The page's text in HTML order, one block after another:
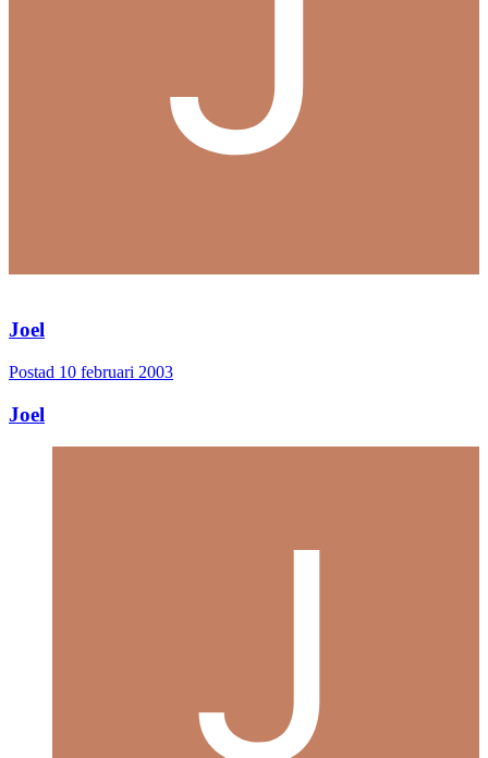
Joel
Postad 10 februari 2003
Joel